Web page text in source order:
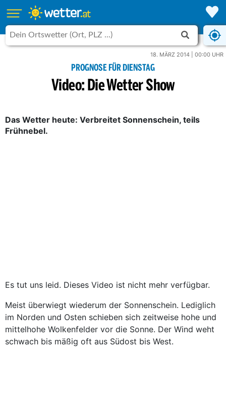
18. MÄRZ 2014 | 00:00 UHR
PROGNOSE FÜR DIENSTAG
Video: Die Wetter Show
Das Wetter heute: Verbreitet Sonnenschein, teils
Frühnebel.
Es tut uns leid. Dieses Video ist nicht mehr verfügbar.
Meist überwiegt wiederum der Sonnenschein. Lediglich
im Norden und Osten schieben sich zeitweise hohe und
mittelhohe Wolkenfelder vor die Sonne. Der Wind weht
schwach bis mäßig oft aus Südost bis West.